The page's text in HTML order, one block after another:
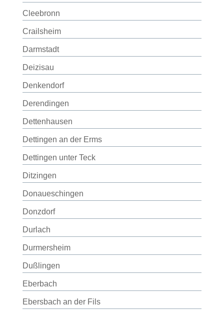
Cleebronn
Crailsheim
Darmstadt
Deizisau
Denkendorf
Derendingen
Dettenhausen
Dettingen an der Erms
Dettingen unter Teck
Ditzingen
Donaueschingen
Donzdorf
Durlach
Durmersheim
Dußlingen
Eberbach
Ebersbach an der Fils